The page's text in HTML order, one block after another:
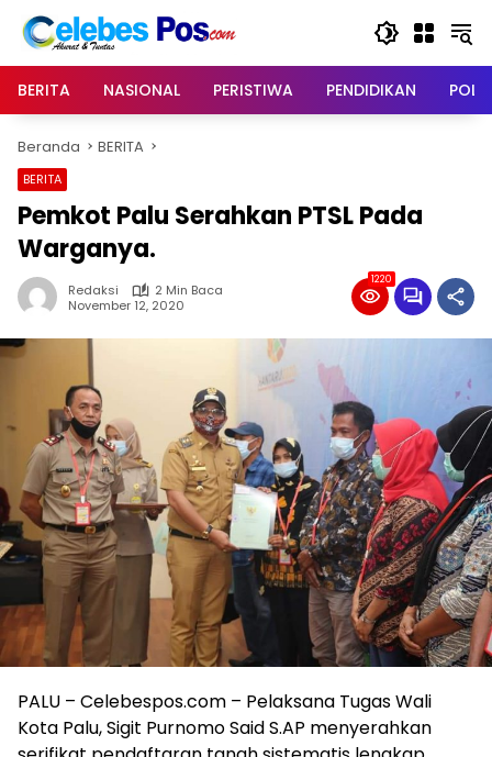
Langsung
konten
BERITA
NASIONAL PERISTIWA PENDIDIKAN
Beranda BERITA
BERITA
Pemkot Palu Serahkan PTSL Pada
Warganya.
Redaksi
2 Min Baca
November 12, 2020
1220
PALU – Celebespos.com – Pelaksana Tugas Wali
Kota Palu, Sigit Purnomo Said S.AP menyerahkan